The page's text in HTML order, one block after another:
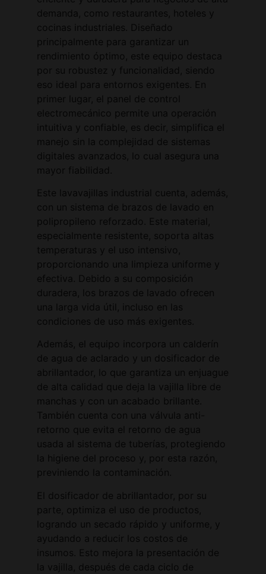
demanda, como restaurantes, hoteles y
cocinas industriales. Diseñado
principalmente para garantizar un
rendimiento óptimo, este equipo destaca
por su robustez y funcionalidad, siendo
eso ideal para entornos exigentes. En
primer lugar, el panel de control
electromecánico permite una operación
intuitiva y confiable, es decir, simplifica el
manejo sin la complejidad de sistemas
digitales avanzados, lo cual asegura una
mayor fiabilidad.
Este lavavajillas industrial cuenta, además,
con un sistema de brazos de lavado en
polipropileno reforzado. Este material,
especialmente resistente, soporta altas
temperaturas y el uso intensivo,
proporcionando una limpieza uniforme y
efectiva. Debido a su composición
duradera, los brazos de lavado ofrecen
una larga vida útil, incluso en las
condiciones de uso más exigentes.
Además, el equipo incorpora un calderín
de agua de aclarado y un dosificador de
abrillantador, lo que garantiza un enjuague
de alta calidad que deja la vajilla libre de
manchas y con un acabado brillante.
También cuenta con una válvula anti-
retorno que evita el retorno de agua
usada al sistema de tuberías, protegiendo
la higiene del proceso y, por esta razón,
previniendo la contaminación.
El dosificador de abrillantador, por su
parte, optimiza el uso de productos,
logrando un secado rápido y uniforme, y
ayudando a reducir los costos de
insumos. Esto mejora la presentación de
la vajilla, después de cada ciclo de